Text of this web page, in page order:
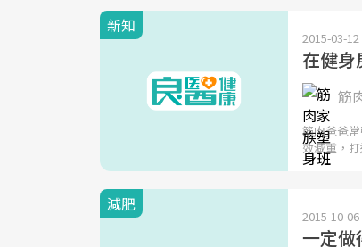
新知
2015-03-12
在健身
筋
筋肉爸爸
效減重，
減肥
2015-10-06
一定做